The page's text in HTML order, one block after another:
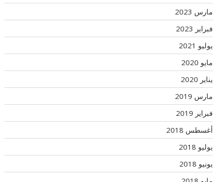
مارس 2023
فبراير 2023
يوليو 2021
مايو 2020
يناير 2020
مارس 2019
فبراير 2019
أغسطس 2018
يوليو 2018
يونيو 2018